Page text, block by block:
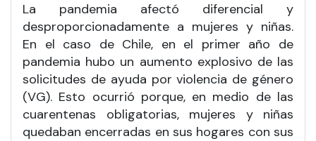
La pandemia afectó diferencial y
desproporcionadamente a mujeres y niñas.
En el caso de Chile, en el primer año de
pandemia hubo un aumento explosivo de las
solicitudes de ayuda por violencia de género
(VG). Esto ocurrió porque, en medio de las
cuarentenas obligatorias, mujeres y niñas
quedaban encerradas en sus hogares con sus